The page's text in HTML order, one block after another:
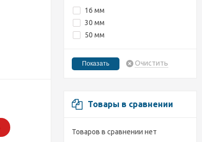
16 мм
30 мм
50 мм
Очистить
Товары в сравнении
Товаров в сравнении нет